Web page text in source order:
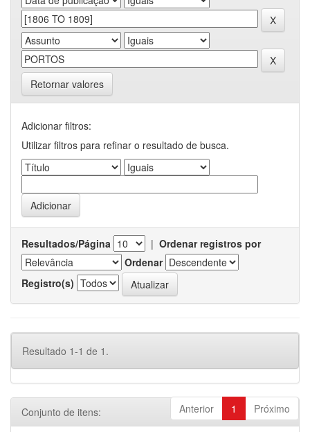
Retornar valores
Adicionar filtros:
Utilizar filtros para refinar o resultado de busca.
Resultados/Página | Ordenar registros por
Ordenar
Registro(s)
Resultado 1-1 de 1.
Anterior 1 Próximo
Conjunto de itens: